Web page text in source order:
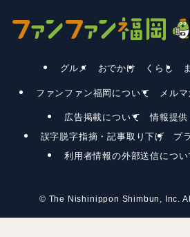
グルメ おでかけ くらし
ファンファン福岡について メル
広告掲載について
情報提
誤字脱字指摘・記事取り下げ
プ
利用者情報の外部送信につい
© The Nishinippon Shimbun, Inc.